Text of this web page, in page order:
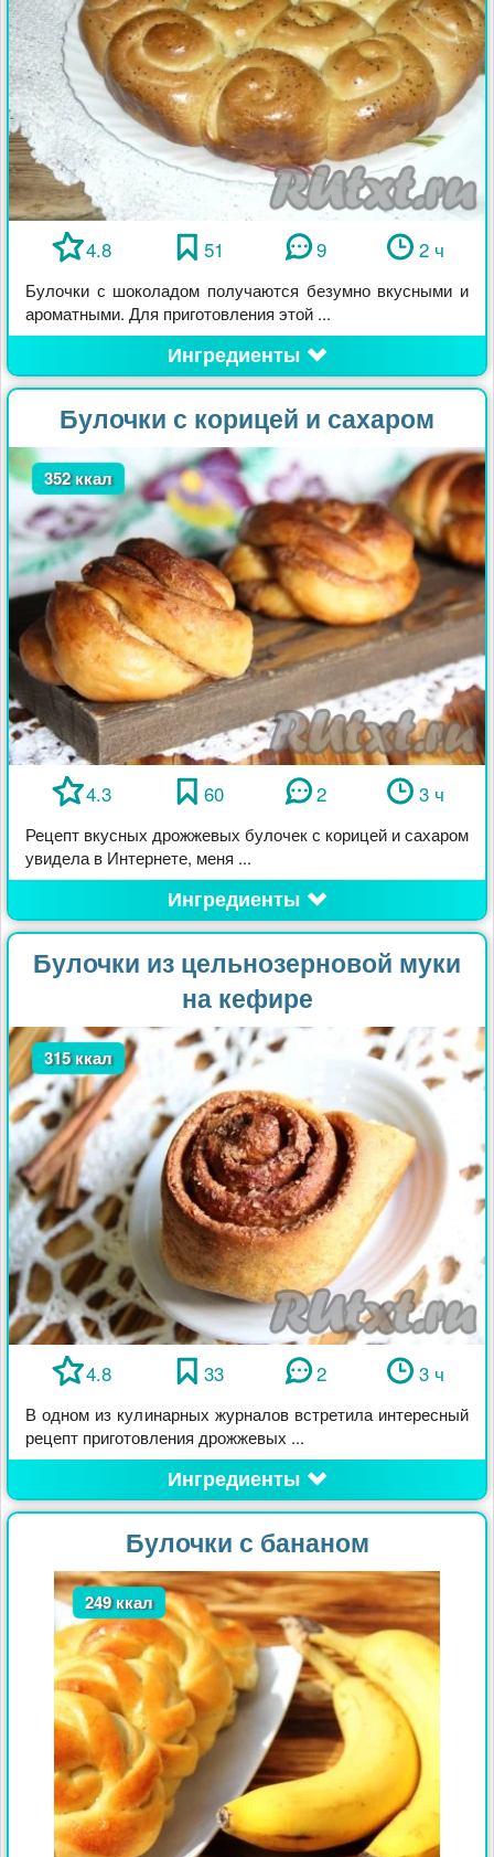
4.8 51 9 2 ч
Булочки с шоколадом получаются безумно вкусными и
ароматными. Для приготовления этой ...
Ингредиенты
Булочки с корицей и сахаром
352 ккал
4.3 60 2 3 ч
Рецепт вкусных дрожжевых булочек с корицей и сахаром
увидела в Интернете, меня ...
Ингредиенты
Булочки из цельнозерновой муки
на кефире
315 ккал
4.8 33 2 3 ч
В одном из кулинарных журналов встретила интересный
рецепт приготовления дрожжевых ...
Ингредиенты
Булочки с бананом
249 ккал